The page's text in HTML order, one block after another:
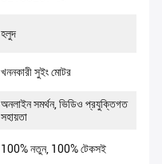
হলুদ
খননকারী সুইং মোটর
অনলাইন সমর্থন, ভিডিও প্রযুক্তিগত
সহায়তা
100% নতুন, 100% টেকসই